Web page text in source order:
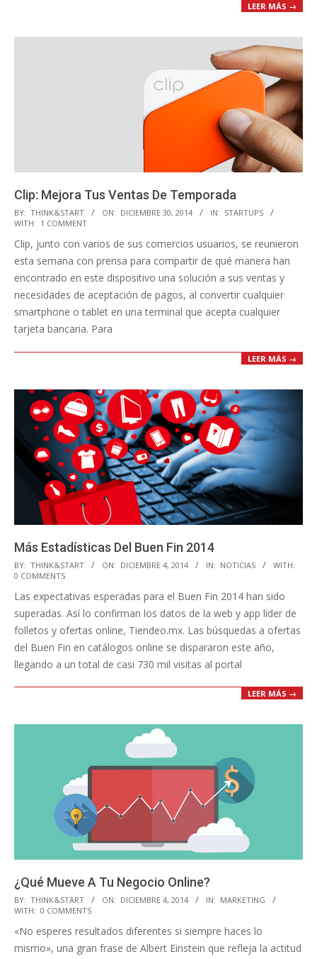
LEER MÁS →
Clip: Mejora Tus Ventas De Temporada
2014-
12-
30
BY: THINK&START ON: DICIEMBRE 30, 2014 IN: STARTUPS
WITH: 1 COMMENT
Clip, junto con varios de sus comercios usuarios, se reunieron
esta semana con prensa para compartir de qué manera han
encontrado en este dispositivo una solución a sus ventas y
necesidades de aceptación de pagos, al convertir cualquier
smartphone o tablet en una terminal que acepta cualquier
tarjeta bancaria. Para
LEER MÁS →
Más Estadísticas Del Buen Fin 2014
2014-
12-
04
BY: THINK&START ON: DICIEMBRE 4, 2014 IN: NOTICIAS
WITH:
0 COMMENTS
Las expectativas esperadas para el Buen Fin 2014 han sido
superadas. Así lo confirman los datos de la web y app líder de
folletos y ofertas online, Tiendeo.mx. Las búsquedas a ofertas
del Buen Fin en catálogos online se dispararon este año,
llegando a un total de casi 730 mil visitas al portal
LEER MÁS →
¿Qué Mueve A Tu Negocio Online?
2014-
12-
04
BY: THINK&START ON: DICIEMBRE 4, 2014 IN: MARKETING
WITH: 0 COMMENTS
«No esperes resultados diferentes si siempre haces lo
mismo», una gran frase de Albert Einstein que refleja la actitud